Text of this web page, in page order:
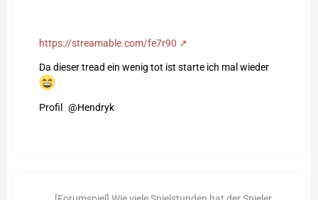
https://streamable.com/fe7r90
Da dieser tread ein wenig tot ist starte ich mal wieder
Profil Hendryk